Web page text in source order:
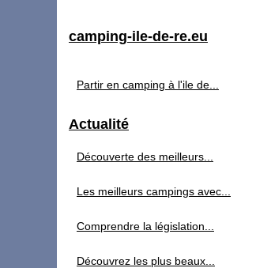
camping-ile-de-re.eu
Partir en camping à l'ile de...
Actualité
Découverte des meilleurs...
Les meilleurs campings avec...
Comprendre la législation...
Découvrez les plus beaux...